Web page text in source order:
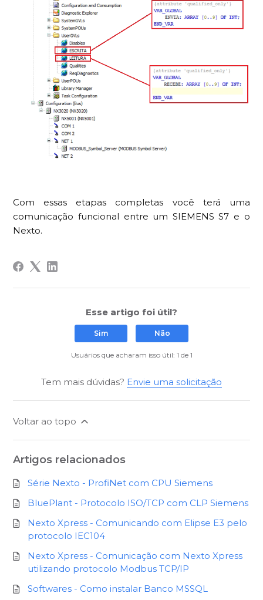
Com essas etapas completas você terá uma
comunicação funcional entre um SIEMENS S7 e o
Nexto.
Esse artigo foi útil?
Sim Não
Usuários que acharam isso útil: 1 de 1
Tem mais dúvidas? Envie uma solicitação
Voltar ao topo
Artigos relacionados
Série Nexto - ProfiNet com CPU Siemens
BluePlant - Protocolo ISO/TCP com CLP Siemens
Nexto Xpress - Comunicando com Elipse E3 pelo
protocolo IEC104
Nexto Xpress - Comunicação com Nexto Xpress
utilizando protocolo Modbus TCP/IP
Softwares - Como instalar Banco MSSQL